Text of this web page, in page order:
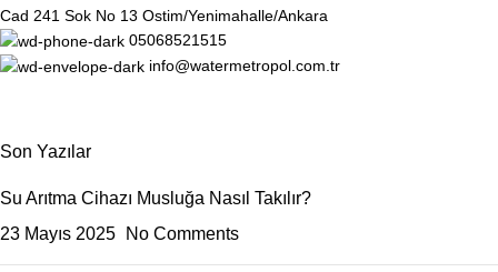
Cad 241 Sok No 13 Ostim/Yenimahalle/Ankara
05068521515
info@watermetropol.com.tr
Son Yazılar
Su Arıtma Cihazı Musluğa Nasıl Takılır?
23 Mayıs 2025
No Comments